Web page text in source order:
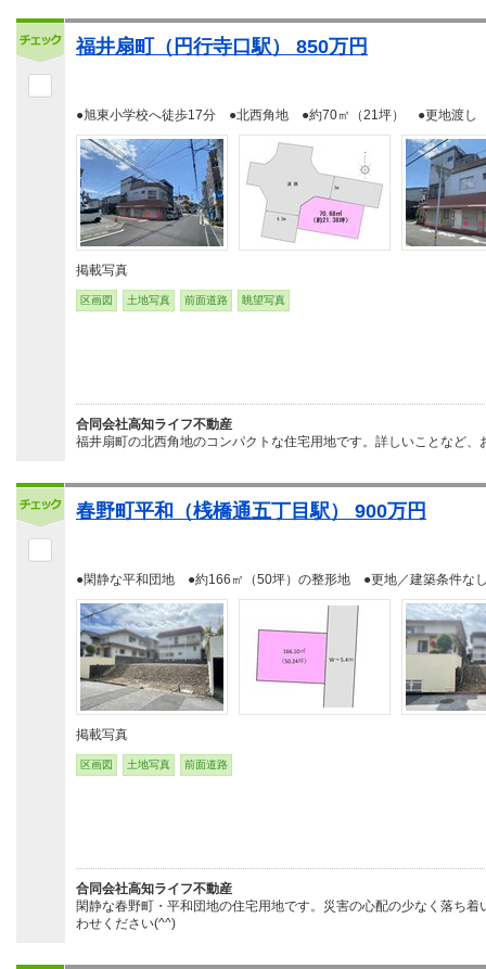
福井扇町（円行寺口駅） 850万円
●旭東小学校へ徒歩17分 ●北西角地 ●約70㎡（21坪） ●更地渡し
掲載写真
区画図 土地写真 前面道路 眺望写真
合同会社高知ライフ不動産
福井扇町の北西角地のコンパクトな住宅用地です。詳しいことなど
春野町平和（桟橋通五丁目駅） 900万円
●閑静な平和団地 ●約166㎡（50坪）の整形地 ●更地／建築条件な
掲載写真
区画図 土地写真 前面道路
合同会社高知ライフ不動産
閑静な春野町・平和団地の住宅用地です。災害の心配の少なく落ち
わせください(^^)